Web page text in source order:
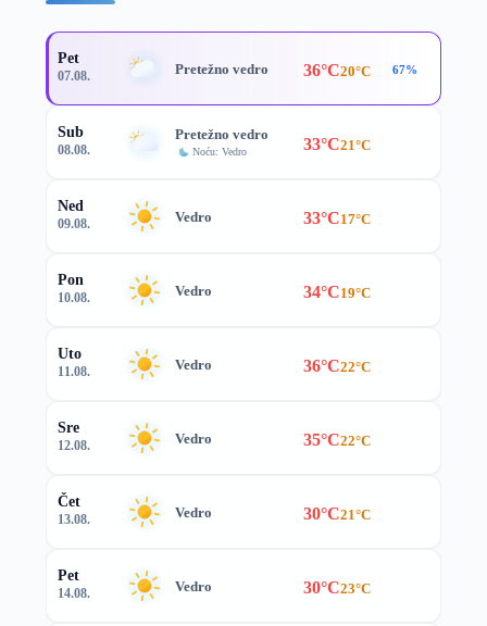
Pet
07.08. Pretežno vedro 36°C20°C 67%
Sub
08.08.
Pretežno vedro
Noću: Vedro 33°C21°C
Ned
09.08. Vedro 33°C17°C
Pon
10.08. Vedro 34°C19°C
Uto
11.08. Vedro 36°C22°C
Sre
12.08. Vedro 35°C22°C
Čet
13.08. Vedro 30°C21°C
Pet
14.08. Vedro 30°C23°C